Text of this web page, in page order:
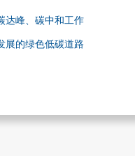
达峰、碳中和工作
展的绿色低碳道路